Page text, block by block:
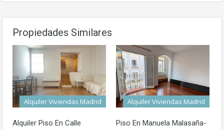
Propiedades Similares
Alquiler Viviendas Madrid
Alquiler Piso En Calle
Alquiler Viviendas Madrid
Piso En Manuela Malasaña-